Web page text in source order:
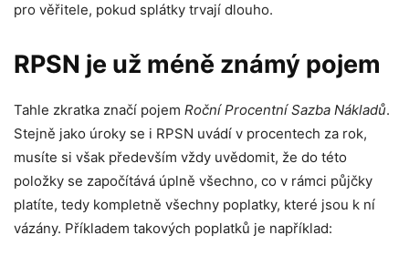
pro věřitele, pokud splátky trvají dlouho.
RPSN je už méně známý pojem
Tahle zkratka značí pojem Roční Procentní Sazba Nákladů.
Stejně jako úroky se i RPSN uvádí v procentech za rok,
musíte si však především vždy uvědomit, že do této
položky se započítává úplně všechno, co v rámci půjčky
platíte, tedy kompletně všechny poplatky, které jsou k ní
vázány. Příkladem takových poplatků je například: